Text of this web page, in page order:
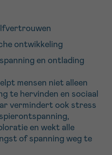
ontwikkeling
en ontlading
mensen niet alleen
te hervinden en sociaal
vermindert ook stress
en wekt alle
of spanning weg te